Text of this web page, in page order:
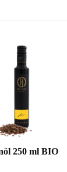
250 ml BIO